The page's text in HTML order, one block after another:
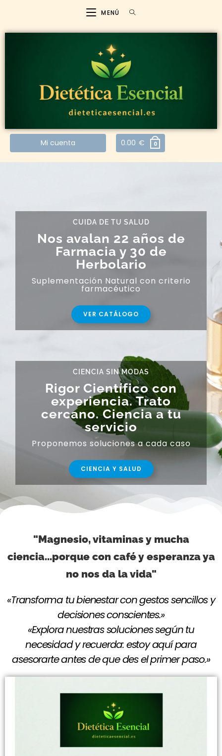
MENÚ
Mi cuenta 0.00 € 0
CUIDA DE TU SALUD
Nos avalan 22 años de
Farmacia y 30 de
Herbolario
Suplementación Natural con criterio
farmacéutico
VER CATÁLOGO
CIENCIA SIN MODAS
Rigor Científico con
experiencia. Trato
cercano. Ciencia a tu
servicio
Proponemos soluciones a cada caso
CIENCIA Y SALUD
"Magnesio, vitaminas y mucha
ciencia...porque con café y esperanza ya
no nos da la vida"
«Transforma tu bienestar con gestos sencillos y
decisiones conscientes.»
«Explora nuestras soluciones según tu
necesidad y recuerda: estoy aquí para
asesorarte antes de que des el primer paso.»